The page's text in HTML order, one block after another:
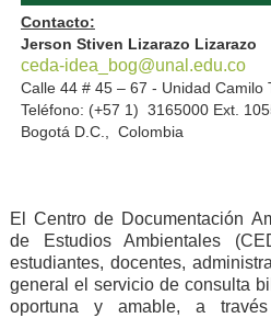
Contacto:
Jerson Stiven Lizarazo Lizarazo
ceda-idea_bog@unal.edu.co
Calle 44 # 45 – 67 - Unidad Camilo
Teléfono: (+57 1) 3165000 Ext.
Bogotá D.C., Colombia
El Centro de Documentación
de Estudios Ambientales
estudiantes, docentes,
general el servicio de consulta
oportuna y amable, a